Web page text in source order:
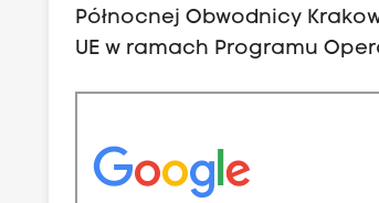
Północnej Obwodnicy
UE w ramach Programu